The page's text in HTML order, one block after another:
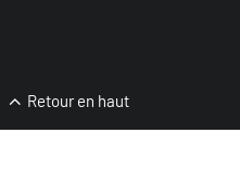
Retour en haut